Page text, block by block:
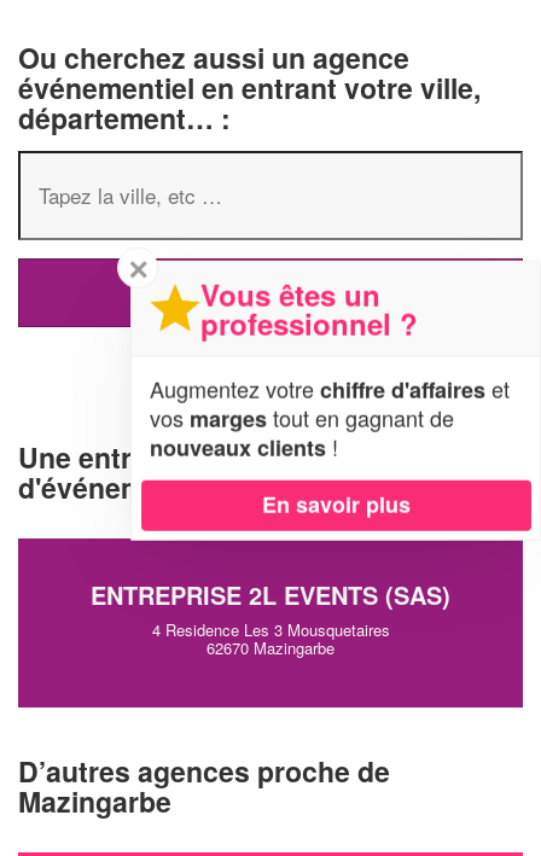
Ou cherchez aussi un agence
événementiel en entrant votre ville,
département… :
Une entreprise d'organisation
d'événements à Mazingarbe (62670)
ENTREPRISE 2L EVENTS (SAS)
4 Residence Les 3 Mousquetaires
62670 Mazingarbe
D’autres agences proche de
Mazingarbe
✕
Vous êtes un
professionnel ?
Augmentez votrechiffre d'affaireset
vos margestout en gagnant de
nouveaux clients !
En savoir plus